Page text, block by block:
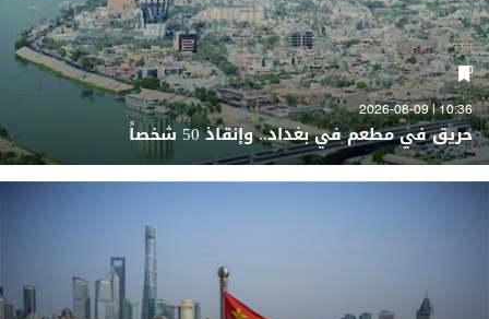
10:36 | 2026-08-09
حريق في مطعم في بغداد.. وإنقاذ 50 شخصاً